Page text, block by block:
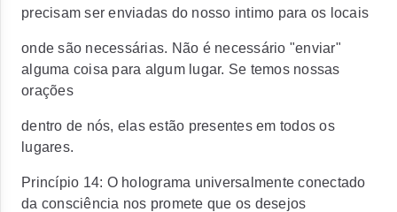
precisam ser enviadas do nosso intimo para os locais
onde são necessárias. Não é necessário "enviar"
alguma coisa para algum lugar. Se temos nossas
orações
dentro de nós, elas estão presentes em todos os
lugares.
Princípio 14: O holograma universalmente conectado
da consciência nos promete que os desejos